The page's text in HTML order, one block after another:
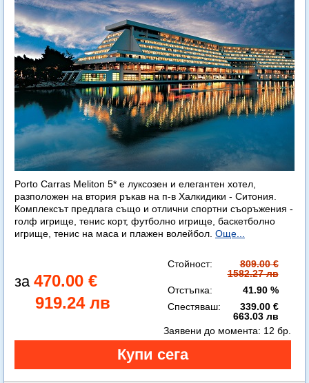
Porto Carras Meliton 5* е луксозен и елегантен хотел,
разположен на втория ръкав на п-в Халкидики - Ситония.
Комплексът предлага също и отлични спортни съоръжения -
голф игрище, тенис корт, футболно игрище, баскетболно
игрище, тенис на маса и плажен волейбол. Още...
470.00 €
919.24 лв
Стойност:
809.00 €
1582.27 лв
Отстъпка:
41.90 %
Спестяваш:
339.00 €
663.03 лв
Заявени до момента: 12 бр.